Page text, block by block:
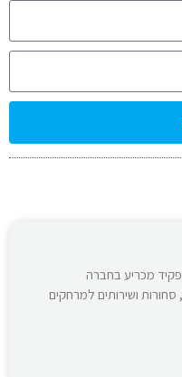
מכריע בחברה
ושירותים למרחקים